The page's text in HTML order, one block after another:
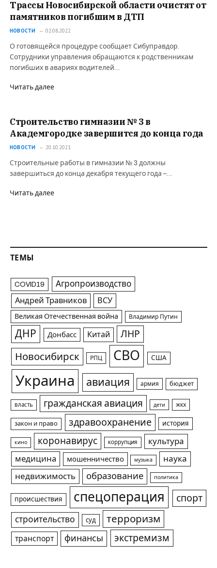
Трассы Новосибирской области очистят от
памятников погибшим в ДТП
НОВОСТИ 02.08.2022
О готовящейся процедуре сообщает Сибуправдор.
Сотрудники управления обращаются к родственникам
погибших в авариях водителей…
Читать далее
Строительство гимназии № 3 в
Академгородке завершится до конца года
НОВОСТИ 20.10.2021
Строительные работы в гимназии № 3 должны
завершиться до конца декабря текущего года –…
Читать далее
ТЕМЫ
COVID19 Агропроизводство
Андрей Травников ВСУ
Великая Отечественная война Владимир Путин
ДНР Донбасс Китай ЛНР
Новосибирск РПЦ СВО США
Украина авиация армия бюджет
власть гражданская авиация дети жкх
закон и право здравоохранение история
кино коронавирус коррупция
культура
медицина
мошенничество музыка
наука
недвижимость
образование политика
происшествия спецоперация спорт
строительство суд терроризм
транспорт финансы экстремизм